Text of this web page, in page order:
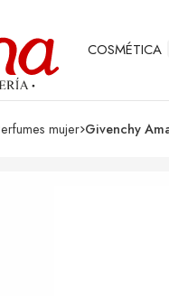
COSMÉTICA
perfumes mujer Givenchy